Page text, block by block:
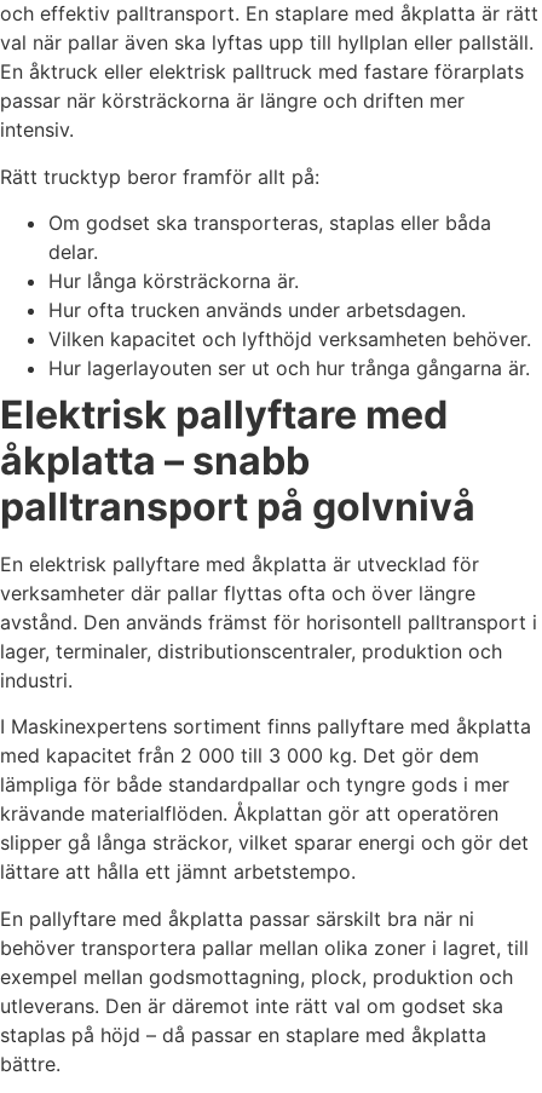
och effektiv palltransport. En staplare med åkplatta är rätt
val när pallar även ska lyftas upp till hyllplan eller pallställ.
En åktruck eller elektrisk palltruck med fastare förarplats
passar när körsträckorna är längre och driften mer
intensiv.
Rätt trucktyp beror framför allt på:
Om godset ska transporteras, staplas eller båda
delar.
Hur långa körsträckorna är.
Hur ofta trucken används under arbetsdagen.
Vilken kapacitet och lyfthöjd verksamheten behöver.
Hur lagerlayouten ser ut och hur trånga gångarna är.
Elektrisk pallyftare med
åkplatta – snabb
palltransport på golvnivå
En elektrisk pallyftare med åkplatta är utvecklad för
verksamheter där pallar flyttas ofta och över längre
avstånd. Den används främst för horisontell palltransport i
lager, terminaler, distributionscentraler, produktion och
industri.
I Maskinexpertens sortiment finns pallyftare med åkplatta
med kapacitet från 2 000 till 3 000 kg. Det gör dem
lämpliga för både standardpallar och tyngre gods i mer
krävande materialflöden. Åkplattan gör att operatören
slipper gå långa sträckor, vilket sparar energi och gör det
lättare att hålla ett jämnt arbetstempo.
En pallyftare med åkplatta passar särskilt bra när ni
behöver transportera pallar mellan olika zoner i lagret, till
exempel mellan godsmottagning, plock, produktion och
utleverans. Den är däremot inte rätt val om godset ska
staplas på höjd – då passar en staplare med åkplatta
bättre.